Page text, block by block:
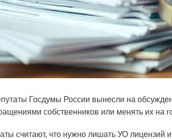
Госдумы России вынесли на
собственников или менять их на
считают, что нужно лишать УО лицензий